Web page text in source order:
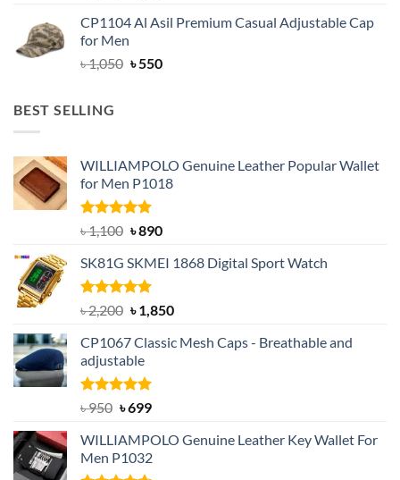
was: is:
CP1104 Al Asil Premium Casual Adjustable Cap
for Men
৳1,050 Original
৳550Current
BEST SELLING
WILLIAMPOLO Genuine Leather Popular Wallet
for Men P1018
Rated5.00
out of 5
৳1,100 Original
was:
৳ 1,100.
৳890Current
is:
SK81G SKMEI 1868 Digital Sport Watch
Rated5.00
out of 5
৳2,200 Original
was:
৳ 2,200.
৳1,850Current
is:
CP1067 Classic Mesh Caps - Breathable and
adjustable
Rated5.00
৳950 Original
was:
৳ 950.
৳699Current
is:
৳ 699.
WILLIAMPOLO Genuine Leather Key Wallet For
Men P1032